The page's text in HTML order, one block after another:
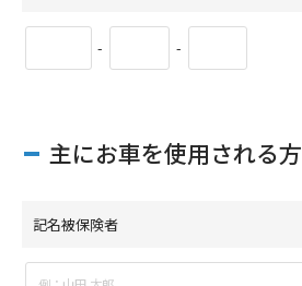
- -
主にお車を使用される方
記名被保険者